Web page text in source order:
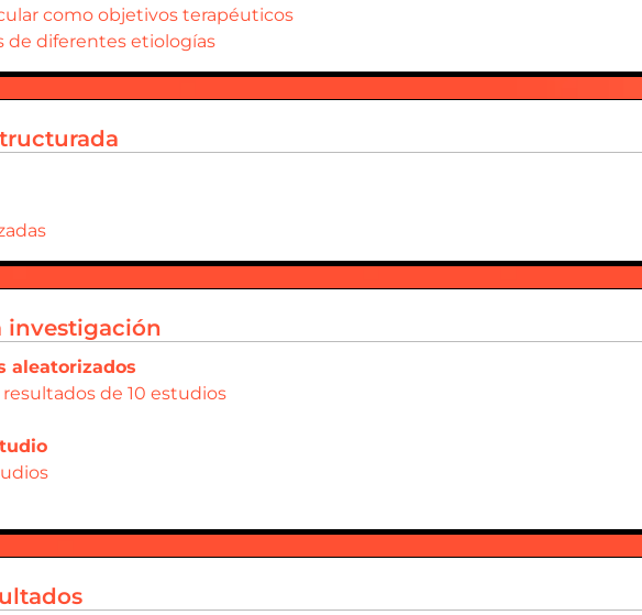
como objetivos terapéuticos
de diferentes etiologías
investigación
aleatorizados
de 10 estudios